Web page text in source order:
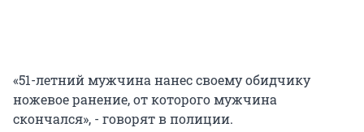
«51-летний мужчина нанес своему обидчику
ножевое ранение, от которого мужчина
скончался», - говорят в полиции.